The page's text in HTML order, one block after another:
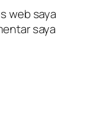
web saya
saya